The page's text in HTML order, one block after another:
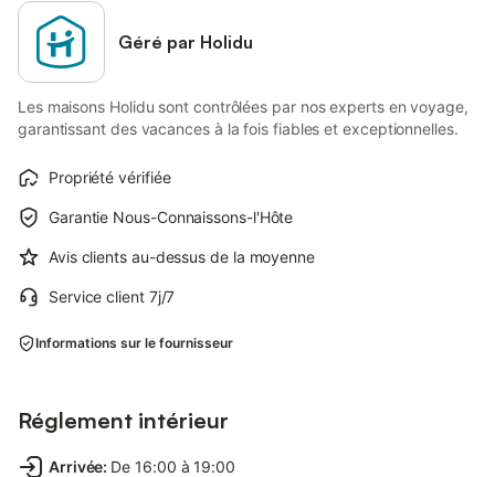
Géré par Holidu
Les maisons Holidu sont contrôlées par nos experts en voyage,
garantissant des vacances à la fois fiables et exceptionnelles.
Propriété vérifiée
Garantie Nous-Connaissons-l'Hôte
Avis clients au-dessus de la moyenne
Service client 7j/7
Informations sur le fournisseur
Réglement intérieur
Arrivée: De 16:00 à 19:00